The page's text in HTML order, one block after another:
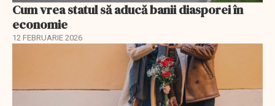
Cum vrea statul să aducă banii diasporei în
economie
12 FEBRUARIE 2026